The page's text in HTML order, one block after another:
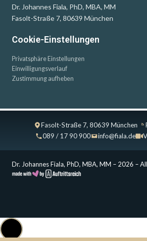
Dr. Johannes Fiala, PhD, MBA, MM
Fasolt-Straße 7, 80639 München
Cookie-Einstellungen
Privatsphäre Einstellungen
Einwilligungsverlauf
Zustimmung aufheben
Fasolt-Straße 7, 80639 München
089 / 17 90 900
info@fiala.de
Dr. Johannes Fiala, PhD, MBA, MM – 2026 –